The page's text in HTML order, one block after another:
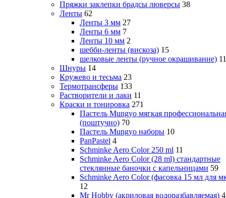
Пряжки заклепки брадсы люверсы 38
Ленты 62
Ленты 3 мм 27
Ленты 6 мм 7
Ленты 10 мм 2
шебби-ленты (вискоза) 15
шелковые ленты (ручное окрашивание) 11
Шнуры 14
Кружево и тесьма 23
Термотрансферы 133
Растворители и лаки 11
Краски и тонировка 271
Пастель Mungyo мягкая
(поштучно) 70
Пастель Mungyo наборы 10
PanPastel 4
Schminke Aero Color 250 ml 11
Schminke Aero Color (28 ml) стандартные
стеклянные баночки с капельницами 59
Schminke Aero Color (фасовка 15 мл для
12
Mr Hobby (акриловая водоразбавляемая)